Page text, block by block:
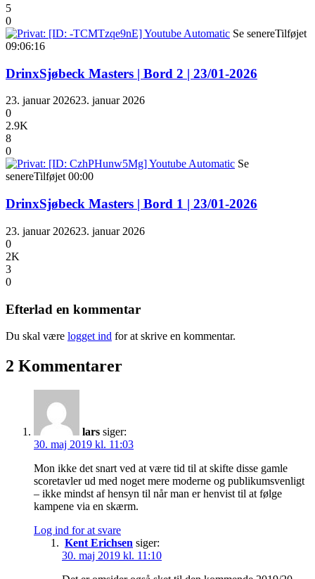
5
0
Se senereTilføjet
09:06:16
DrinxSjøbeck Masters | Bord 2 | 23/01-2026
23. januar 202623. januar 2026
0
2.9K
8
0
Se
senereTilføjet 00:00
DrinxSjøbeck Masters | Bord 1 | 23/01-2026
23. januar 202623. januar 2026
0
2K
3
0
Efterlad en kommentar
Du skal være logget ind for at skrive en kommentar.
2 Kommentarer
lars siger:
30. maj 2019 kl. 11:03
Mon ikke det snart ved at være tid til at skifte disse gamle
scoretavler ud med noget mere moderne og publikumsvenligt
– ikke mindst af hensyn til når man er henvist til at følge
kampene via en skærm.
Log ind for at svare
Kent Erichsen siger:
30. maj 2019 kl. 11:10